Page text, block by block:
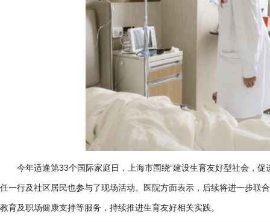
今年适逢第33个国际家庭日，上海市围绕“建设生育友好型社会，
任一行及社区居民也参与了现场活动。医院方面表示，后续将进一步联
教育及职场健康支持等服务，持续推进生育友好相关实践。